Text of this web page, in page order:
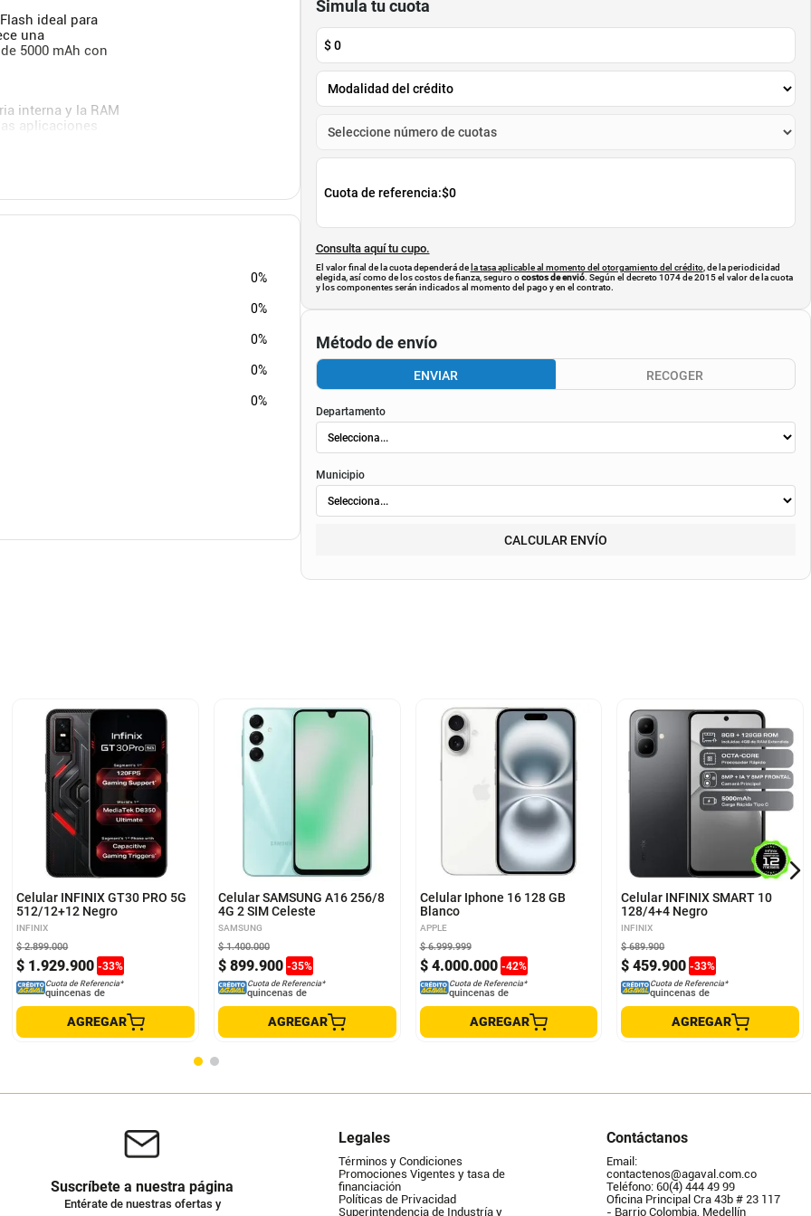
ideal para
una
5000 mAh con
interna y la RAM
aplicaciones
se le de al
0%
0%
0%
0%
0%
Simula tu cuota
$0
Cuota de referencia:$0
Consulta aquí tu cupo.
El valor final de la cuota dependerá de la tasa aplicable al momento del otorgamiento del crédito, de la periodicidad
elegida, así como de los costos de fianza, seguro ocostos de envió. Según el decreto 1074 de 2015 el valor de la cuota
y los componentes serán indicados al momento del pago y en el contrato.
Método de envío
ENVIAR RECOGER
Departamento
Municipio
CALCULAR ENVÍO
Celular INFINIX GT30 PRO 5G
512/12+12 Negro
INFINIX
$ 1 .929.900 -33%
$ 2.899.000
Cuota de Referencia*
quincenas de
AGREGAR
Celular SAMSUNG A16 256/8
4G 2 SIM Celeste
SAMSUNG
$ 899.900 -35%
$ 1.400.000
Cuota de Referencia*
quincenas de
AGREGAR
Celular Iphone 16 128 GB
Blanco
APPLE
$ 4.000.000 -42%
$ 6.999.999
Cuota de Referencia*
quincenas de
AGREGAR
Celular INFINIX SMART 10
128/4+4 Negro
INFINIX
$ 459.900 -33%
$ 689.900
Cuota de Referencia*
quincenas de
AGREGAR
Suscríbete a nuestra página
Entérate de nuestras ofertas y
Legales
Términos y Condiciones
Promociones Vigentes y tasa de
financiación
Políticas de Privacidad
Superintendencia de Industría y
Contáctanos
Email:
contactenos@agaval.com.co
Teléfono: 60(4) 444 49 99
Oficina Principal Cra 43b # 23 117
- Barrio Colombia, Medellín